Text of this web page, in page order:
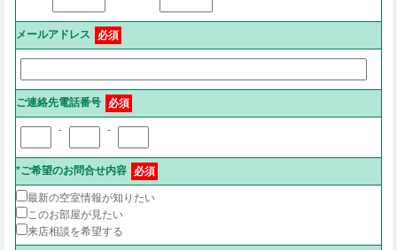
メールアドレス 必須
ご連絡先電話番号 必須
- -
*ご希望のお問合せ内容 必須
最新の空室情報が知りたい
このお部屋が見たい
来店相談を希望する